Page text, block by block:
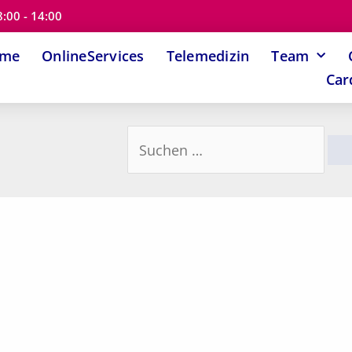
- 14:00
OnlineServices Telemedizin Team
nach: